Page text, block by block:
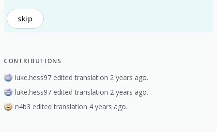
skip
CONTRIBUTIONS
luke.hess97 edited translation 2 years ago.
luke.hess97 edited translation 2 years ago.
n4b3 edited translation 4 years ago.